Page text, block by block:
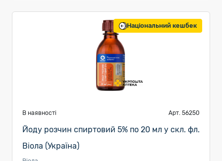
Національний кешбек
В наявності Арт. 56250
Йоду розчин спиртовий 5% по 20 мл у скл. фл.
Віола (Україна)